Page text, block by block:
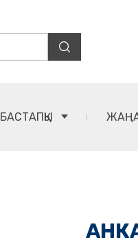
БАСТАПҚЫ